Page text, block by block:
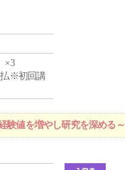
×3
払※初回講
験値を増やし研究を深める～